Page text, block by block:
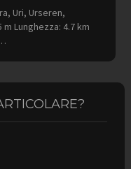
Uri, Urseren,
Lunghezza: 4.7 km